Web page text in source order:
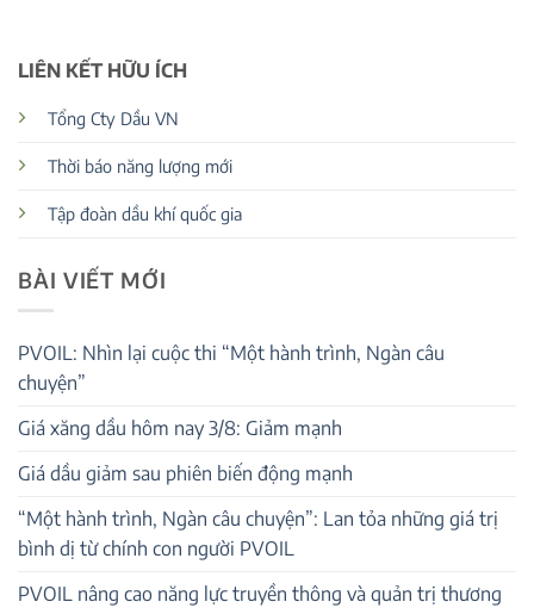
LIÊN KẾT HỮU ÍCH
Tổng Cty Dầu VN
Thời báo năng lượng mới
Tập đoàn dầu khí quốc gia
BÀI VIẾT MỚI
PVOIL: Nhìn lại cuộc thi “Một hành trình, Ngàn câu
chuyện”
Giá xăng dầu hôm nay 3/8: Giảm mạnh
Giá dầu giảm sau phiên biến động mạnh
“Một hành trình, Ngàn câu chuyện”: Lan tỏa những giá trị
bình dị từ chính con người PVOIL
PVOIL nâng cao năng lực truyền thông và quản trị thương